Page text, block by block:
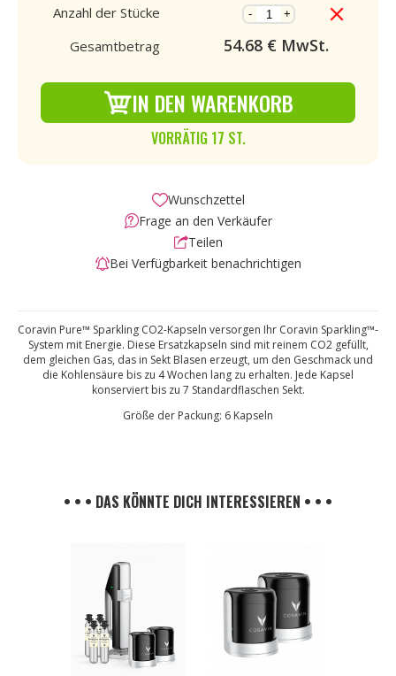
Anzahl der Stücke
- +
Gesamtbetrag 54.68€ MwSt.
IN DEN WARENKORB
VORRÄTIG 17 ST.
Wunschzettel
Frage an den Verkäufer
Teilen
Bei Verfügbarkeit benachrichtigen
Coravin Pure™ Sparkling CO2-Kapseln versorgen Ihr Coravin Sparkling™-
System mit Energie. Diese Ersatzkapseln sind mit reinem CO2 gefüllt,
dem gleichen Gas, das in Sekt Blasen erzeugt, um den Geschmack und
die Kohlensäure bis zu 4 Wochen lang zu erhalten. Jede Kapsel
konserviert bis zu 7 Standardflaschen Sekt.
Größe der Packung: 6 Kapseln
• • • DAS KÖNNTE DICH INTERESSIEREN • • •